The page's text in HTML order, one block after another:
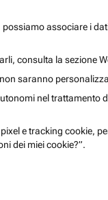
associare i
consulta la sezione
saranno
nel trattamento
e tracking cookie,
dei miei cookie?”.